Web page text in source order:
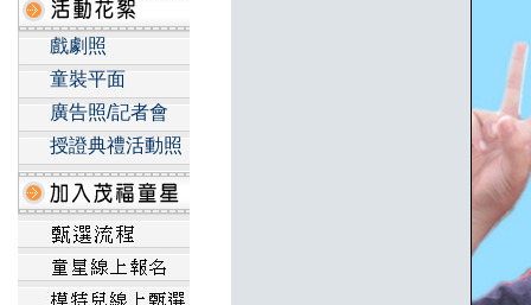
戲劇照
童裝平面
廣告照/記者會
授證典禮活動照